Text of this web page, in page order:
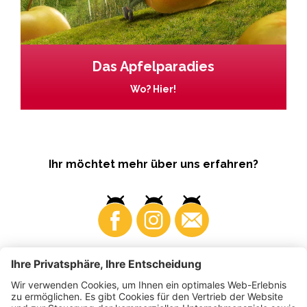
Das Apfelparadies
Wo? Hier!
Ihr möchtet mehr über uns erfahren?
Business Produzenten